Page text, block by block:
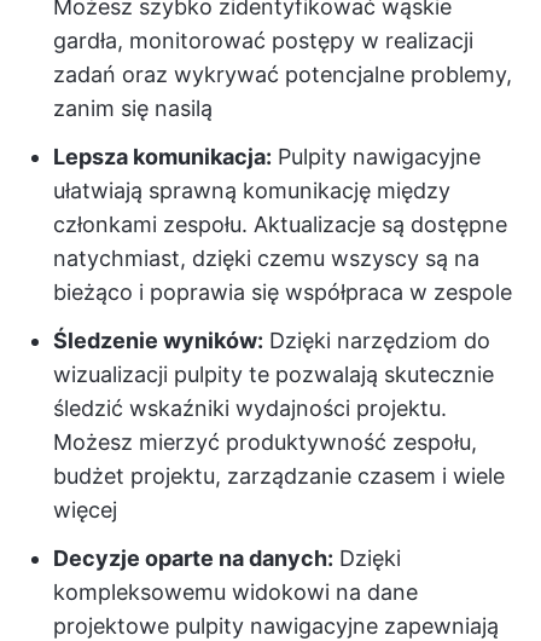
Możesz szybko zidentyfikować wąskie
gardła, monitorować postępy w realizacji
zadań oraz wykrywać potencjalne problemy,
zanim się nasilą
Lepsza komunikacja: Pulpity nawigacyjne
ułatwiają sprawną komunikację między
członkami zespołu. Aktualizacje są dostępne
natychmiast, dzięki czemu wszyscy są na
bieżąco i poprawia się współpraca w zespole
Śledzenie wyników: Dzięki narzędziom do
wizualizacji pulpity te pozwalają skutecznie
śledzić wskaźniki wydajności projektu.
Możesz mierzyć produktywność zespołu,
budżet projektu, zarządzanie czasem i wiele
więcej
Decyzje oparte na danych: Dzięki
kompleksowemu widokowi na dane
projektowe pulpity nawigacyjne zapewniają